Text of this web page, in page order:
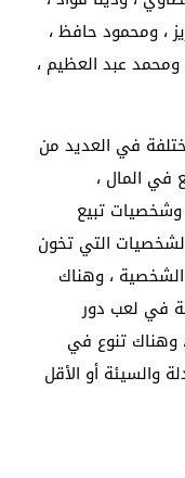
، ومحمود حافظ ،
ومحمد عبد العظيم ،
في العديد من
في المال ،
تبيع
التي تخون
، وهناك
في لعب دور
وهناك تنوع في
والسيئة أو الأقل